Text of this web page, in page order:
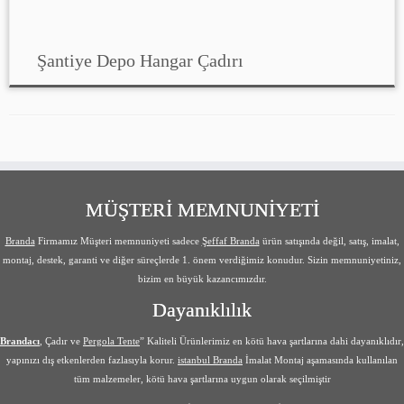
Şantiye Depo Hangar Çadırı
MÜŞTERİ MEMNUNİYETİ
Branda Firmamız Müşteri memnuniyeti sadece Şeffaf Branda ürün satışında değil, satış, imalat,
montaj, destek, garanti ve diğer süreçlerde 1. önem verdiğimiz konudur. Sizin memnuniyetiniz,
bizim en büyük kazancımızdır.
Dayanıklılık
Brandacı , Çadır ve Pergola Tente” Kaliteli Ürünlerimiz en kötü hava şartlarına dahi dayanıklıdır,
yapınızı dış etkenlerden fazlasıyla korur. istanbul Branda İmalat Montaj aşamasında kullanılan
tüm malzemeler, kötü hava şartlarına uygun olarak seçilmiştir